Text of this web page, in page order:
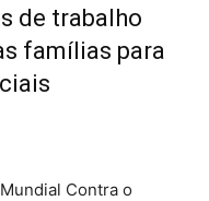
de trabalho
famílias para
Contra o